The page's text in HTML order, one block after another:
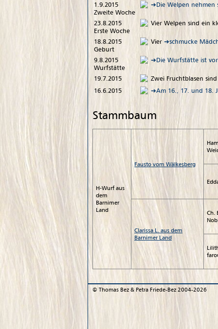
1.9.2015
Zweite Woche
Die Welpen nehmen
23.8.2015
Erste Woche
Vier Welpen sind ein
18.8.2015
Geburt
Vier schmucke
9.8.2015
Wurfstätte
Die Wurfstätte ist
19.7.2015
Zwei Fruchtblasen
16.6.2015
Am 16., 17. und 18.
Stammbaum
H-Wurf aus
dem
Barnimer
Land
Fausto vom Wälkesberg
Clarissa L. aus dem
Barnimer Land
Ch.
© Thomas Bez & Petra Friede-Bez 2004-2026